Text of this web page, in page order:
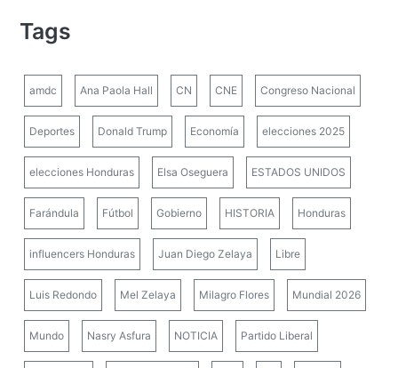
Tags
amdc Ana Paola Hall CN CNE Congreso Nacional
Deportes Donald Trump Economía elecciones 2025
elecciones Honduras Elsa Oseguera ESTADOS UNIDOS
Farándula Fútbol Gobierno HISTORIA Honduras
influencers Honduras Juan Diego Zelaya Libre
Luis Redondo Mel Zelaya Milagro Flores Mundial 2026
Mundo Nasry Asfura NOTICIA Partido Liberal